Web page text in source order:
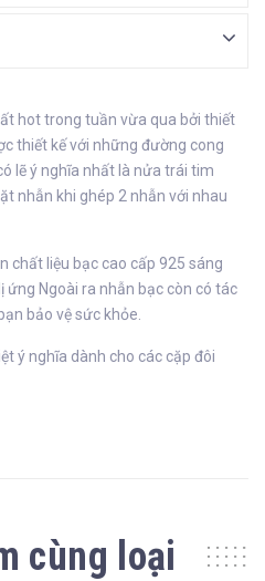
hot trong tuần vừa qua bởi thiết
thiết kế với những đường cong
lẽ ý nghĩa nhất là nửa trái tim
nhẫn khi ghép 2 nhẫn với nhau
chất liệu bạc cao cấp 925 sáng
ứng Ngoài ra nhẫn bạc còn có tác
bảo vệ sức khỏe.
ý nghĩa dành cho các cặp đôi
cùng loại